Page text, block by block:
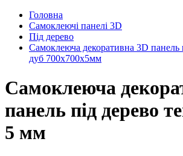
Головна
Самоклеючі панелі 3D
Під дерево
Самоклеюча декоративна 3D панель
дуб 700x700x5мм
Самоклеюча
панель під дерево
5 мм